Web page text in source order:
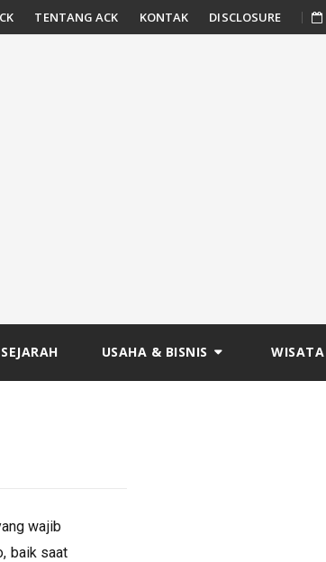
TENTANG ACK KONTAK DISCLOSURE
SEJARAH USAHA & BISNIS WISATA
wajib
baik saat